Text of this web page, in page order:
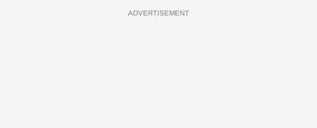
ADVERTISEMENT